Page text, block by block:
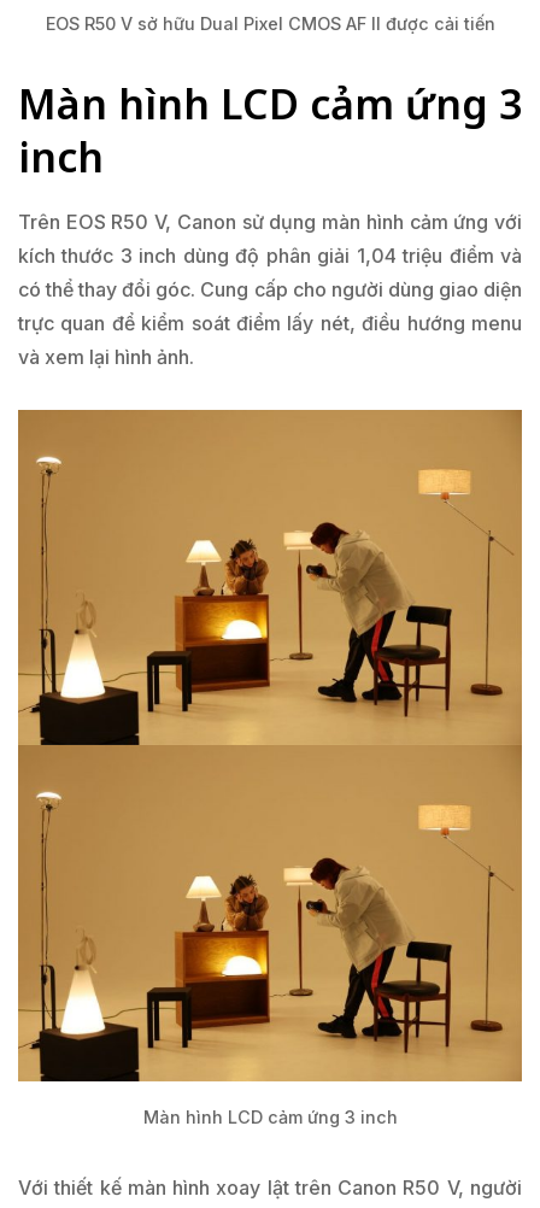
EOS R50 V sở hữu Dual Pixel CMOS AF II được cải tiến
Màn hình LCD cảm ứng 3
inch
Trên EOS R50 V, Canon sử dụng màn hình cảm ứng với
kích thước 3 inch dùng độ phân giải 1,04 triệu điểm và
có thể thay đổi góc. Cung cấp cho người dùng giao diện
trực quan để kiểm soát điểm lấy nét, điều hướng menu
và xem lại hình ảnh.
Màn hình LCD cảm ứng 3 inch
Với thiết kế màn hình xoay lật trên Canon R50 V, người